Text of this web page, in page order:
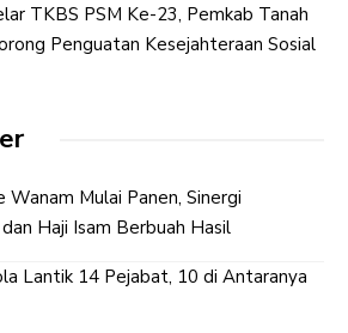
TKBS PSM Ke-23, Pemkab Tanah
Penguatan Kesejahteraan Sosial
Mulai Panen, Sinergi
Haji Isam Berbuah Hasil
Lantik 14 Pejabat, 10 di Antaranya